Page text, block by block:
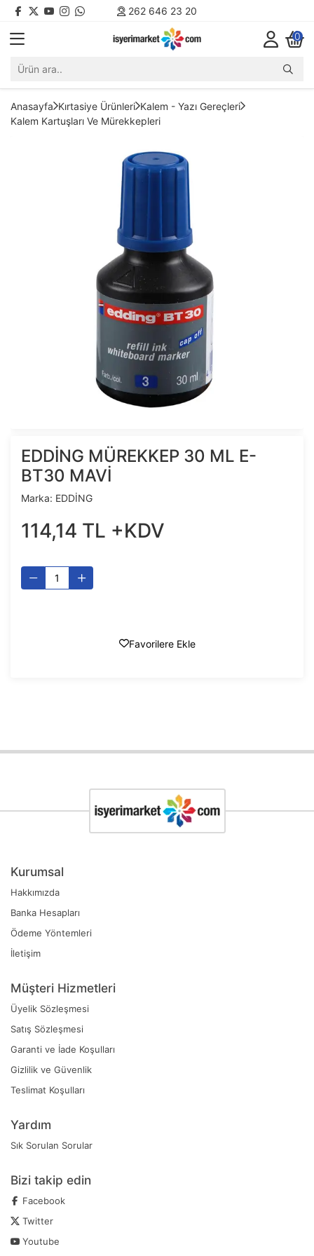
262 646 23 20
0
Anasayfa Kırtasiye Ürünleri Kalem - Yazı Gereçleri
Kalem Kartuşları Ve Mürekkepleri
EDDİNG MÜREKKEP 30 ML E-
BT30 MAVİ
Marka: EDDİNG
114,14 TL +KDV
Favorilere Ekle
Kurumsal
Hakkımızda
Banka Hesapları
Ödeme Yöntemleri
İletişim
Müşteri Hizmetleri
Üyelik Sözleşmesi
Satış Sözleşmesi
Garanti ve İade Koşulları
Gizlilik ve Güvenlik
Teslimat Koşulları
Yardım
Sık Sorulan Sorular
Bizi takip edin
Facebook
Twitter
Youtube